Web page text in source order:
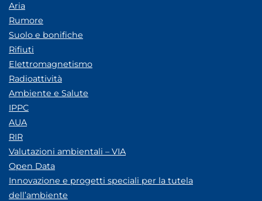
Aria
Rumore
Suolo e bonifiche
Rifiuti
Elettromagnetismo
Radioattività
Ambiente e Salute
IPPC
AUA
RIR
Valutazioni ambientali – VIA
Open Data
Innovazione e progetti speciali per la tutela
dell’ambiente